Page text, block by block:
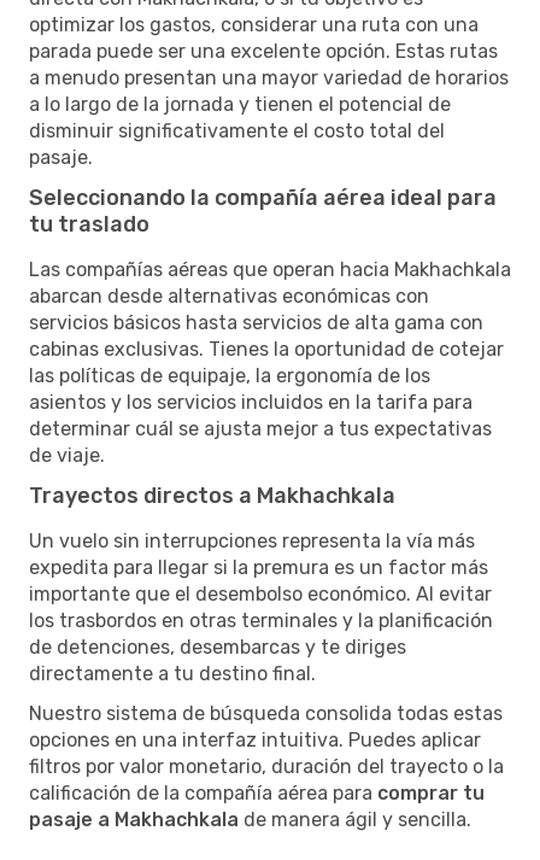
optimizar los gastos, considerar una ruta con una
parada puede ser una excelente opción. Estas rutas
a menudo presentan una mayor variedad de horarios
a lo largo de la jornada y tienen el potencial de
disminuir significativamente el costo total del
pasaje.
Seleccionando la compañía aérea ideal para
tu traslado
Las compañías aéreas que operan hacia Makhachkala
abarcan desde alternativas económicas con
servicios básicos hasta servicios de alta gama con
cabinas exclusivas. Tienes la oportunidad de cotejar
las políticas de equipaje, la ergonomía de los
asientos y los servicios incluidos en la tarifa para
determinar cuál se ajusta mejor a tus expectativas
de viaje.
Trayectos directos a Makhachkala
Un vuelo sin interrupciones representa la vía más
expedita para llegar si la premura es un factor más
importante que el desembolso económico. Al evitar
los trasbordos en otras terminales y la planificación
de detenciones, desembarcas y te diriges
directamente a tu destino final.
Nuestro sistema de búsqueda consolida todas estas
opciones en una interfaz intuitiva. Puedes aplicar
filtros por valor monetario, duración del trayecto o la
calificación de la compañía aérea para comprar tu
pasaje a Makhachkala de manera ágil y sencilla.